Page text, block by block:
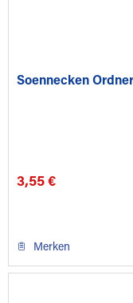
Soennecken
3,55 €
Merken